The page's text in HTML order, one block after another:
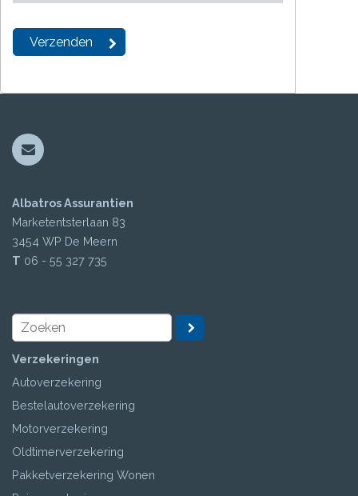
Albatros Assurantien
Marketentsterlaan 83
3454 WP De Meern
T 06 - 55 327 735
Verzekeringen
Autoverzekering
Bestelautoverzekering
Motorverzekering
Oldtimerverzekering
Pakketverzekering Wonen